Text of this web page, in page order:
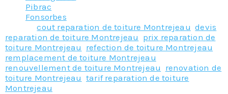
Pibrac
Fonsorbes
Taggedcout reparation de toiture Montrejeau ,devis
reparation de toiture Montrejeau prix reparation de
toiture Montrejeau refection de toiture Montrejeau
remplacement de toiture Montrejeau
renouvellement de toiture Montrejeau renovation de
toiture Montrejeau ,tarif reparation de toiture
Montrejeau